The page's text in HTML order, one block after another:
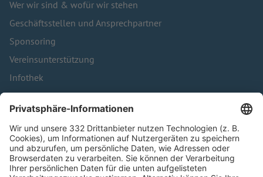
Wer wir sind & wofür wir stehen
Geschäftsstellen und Ansprechpartner
Sponsoring
Vereinsunterstützung
Infothek
Kontakt
HÄUFIG BESUCHTE SEITEN
Pässe und Vereinswechsel
Trainerausbildung